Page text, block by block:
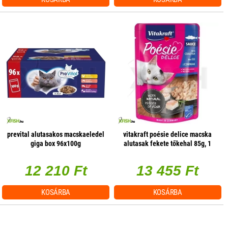
prevital alutasakos macskaeledel
giga box 96x100g
12 210 Ft
KOSÁRBA
vitakraft poésie delice macska
alutasak fekete tőkehal 85g, 1
13 455 Ft
KOSÁRBA